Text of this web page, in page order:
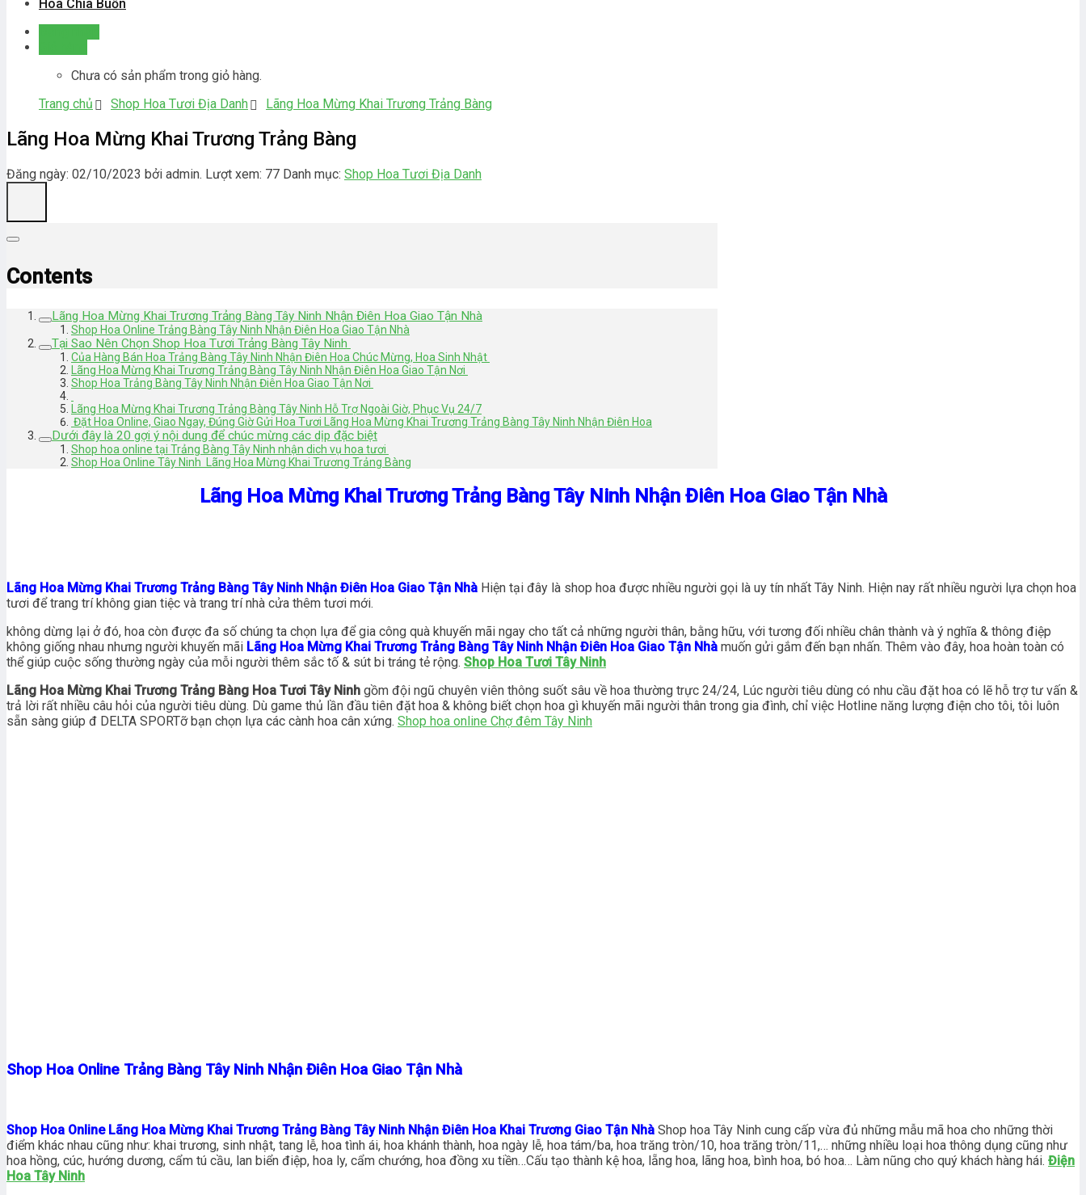
Hoa Chia Buồn
Chưa có sản phẩm trong giỏ hàng.
Trang chủ
Shop Hoa Tươi Địa Danh Lãng Hoa Mừng Khai Trương Trảng Bàng
Lãng Hoa Mừng Khai Trương Trảng Bàng
Đăng ngày: 02/10/2023 bởi admin. Lượt xem: 77 Danh mục: Shop Hoa Tươi Địa Danh
Contents
Lãng Hoa Mừng Khai Trương Trảng Bàng Tây Ninh Nhận Điên Hoa Giao Tận Nhà
Shop Hoa Online Trảng Bàng Tây Ninh Nhận Điên Hoa Giao Tận Nhà
Tại Sao Nên Chọn Shop Hoa Tươi Trảng Bàng Tây Ninh
Của Hàng Bán Hoa Trảng Bàng Tây Ninh Nhận Điên Hoa Chúc Mừng, Hoa Sinh Nhật
Lãng Hoa Mừng Khai Trương Trảng Bàng Tây Ninh Nhận Điên Hoa Giao Tận Nơi
Shop Hoa Trảng Bàng Tây Ninh Nhận Điên Hoa Giao Tận Nơi
Lãng Hoa Mừng Khai Trương Trảng Bàng Tây Ninh Hỗ Trợ Ngoài Giờ, Phục Vụ 24/7
Đặt Hoa Online, Giao Ngay, Đúng Giờ Gửi Hoa Tươi Lãng Hoa Mừng Khai Trương Trảng Bàng Tây Ninh Nhận Điên Hoa
Dưới đây là 20 gợi ý nội dung để chúc mừng các dịp đặc biệt
Shop hoa online tại Trảng Bàng Tây Ninh nhận dich vụ hoa tươi
Shop Hoa Online Tây Ninh Lãng Hoa Mừng Khai Trương Trảng Bàng
Lãng Hoa Mừng Khai Trương Trảng Bàng Tây Ninh Nhận Điên Hoa Giao Tận Nhà
Lãng Hoa Mừng Khai Trương Trảng Bàng Tây Ninh Nhận Điên Hoa Giao Tận Nhà Hiện tại đây là shop hoa được nhiều người gọi là uy tín nhất Tây Ninh. Hiện nay rất nhiều người lựa chọn hoa
tươi để trang trí không gian tiệc và trang trí nhà cửa thêm tươi mới.
không dừng lại ở đó, hoa còn được đa số chúng ta chọn lựa để gia công quà khuyến mãi ngay cho tất cả những người thân, bằng hữu, với tương đối nhiều chân thành và ý nghĩa & thông điệp
không giống nhau nhưng người khuyến mãi Lãng Hoa Mừng Khai Trương Trảng Bàng Tây Ninh Nhận Điên Hoa Giao Tận Nhà muốn gửi gắm đến bạn nhấn. Thêm vào đây, hoa hoàn toàn có
thể giúp cuộc sống thường ngày của mỗi người thêm sắc tố & sút bi tráng tẻ rộng. Shop Hoa Tươi Tây Ninh
Lãng Hoa Mừng Khai Trương Trảng Bàng Hoa Tươi Tây Ninh gồm đội ngũ chuyên viên thông suốt sâu về hoa thường trực 24/24, Lúc người tiêu dùng có nhu cầu đặt hoa có lẽ hỗ trợ tư vấn &
trả lời rất nhiều câu hỏi của người tiêu dùng. Dù game thủ lần đầu tiên đặt hoa & không biết chọn hoa gì khuyến mãi người thân trong gia đình, chỉ việc Hotline năng lượng điện cho tôi, tôi luôn
sẵn sàng giúp đ DELTA SPORTỡ bạn chọn lựa các cành hoa cân xứng. Shop hoa online Chợ đêm Tây Ninh
Shop Hoa Online Trảng Bàng Tây Ninh Nhận Điên Hoa Giao Tận Nhà
Shop Hoa Online Lãng Hoa Mừng Khai Trương Trảng Bàng Tây Ninh Nhận Điên Hoa Khai Trương Giao Tận Nhà Shop hoa Tây Ninh cung cấp vừa đủ những mẫu mã hoa cho những thời
điểm khác nhau cũng như: khai trương, sinh nhật, tang lễ, hoa tình ái, hoa khánh thành, hoa ngày lễ, hoa tám/ba, hoa trăng tròn/10, hoa trăng tròn/11,… những nhiều loại hoa thông dụng cũng như
hoa hồng, cúc, hướng dương, cẩm tú cầu, lan biển điệp, hoa ly, cẩm chướng, hoa đồng xu tiền…Cấu tạo thành kệ hoa, lẵng hoa, lãng hoa, bình hoa, bó hoa… Làm nũng cho quý khách hàng hái. Điện
Hoa Tây Ninh